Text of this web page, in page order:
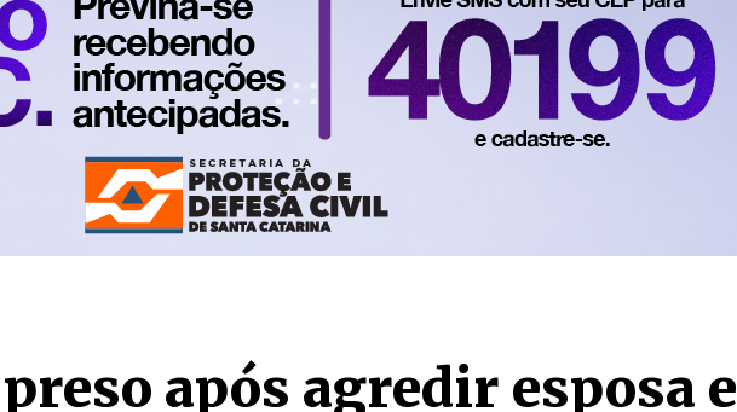
após agredir esposa e